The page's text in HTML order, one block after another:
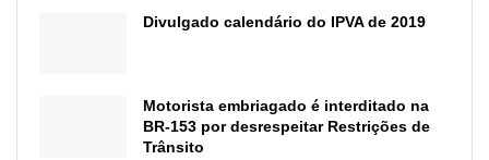
Divulgado calendário do IPVA de 2019
Motorista embriagado é interditado na
BR-153 por desrespeitar Restrições de
Trânsito